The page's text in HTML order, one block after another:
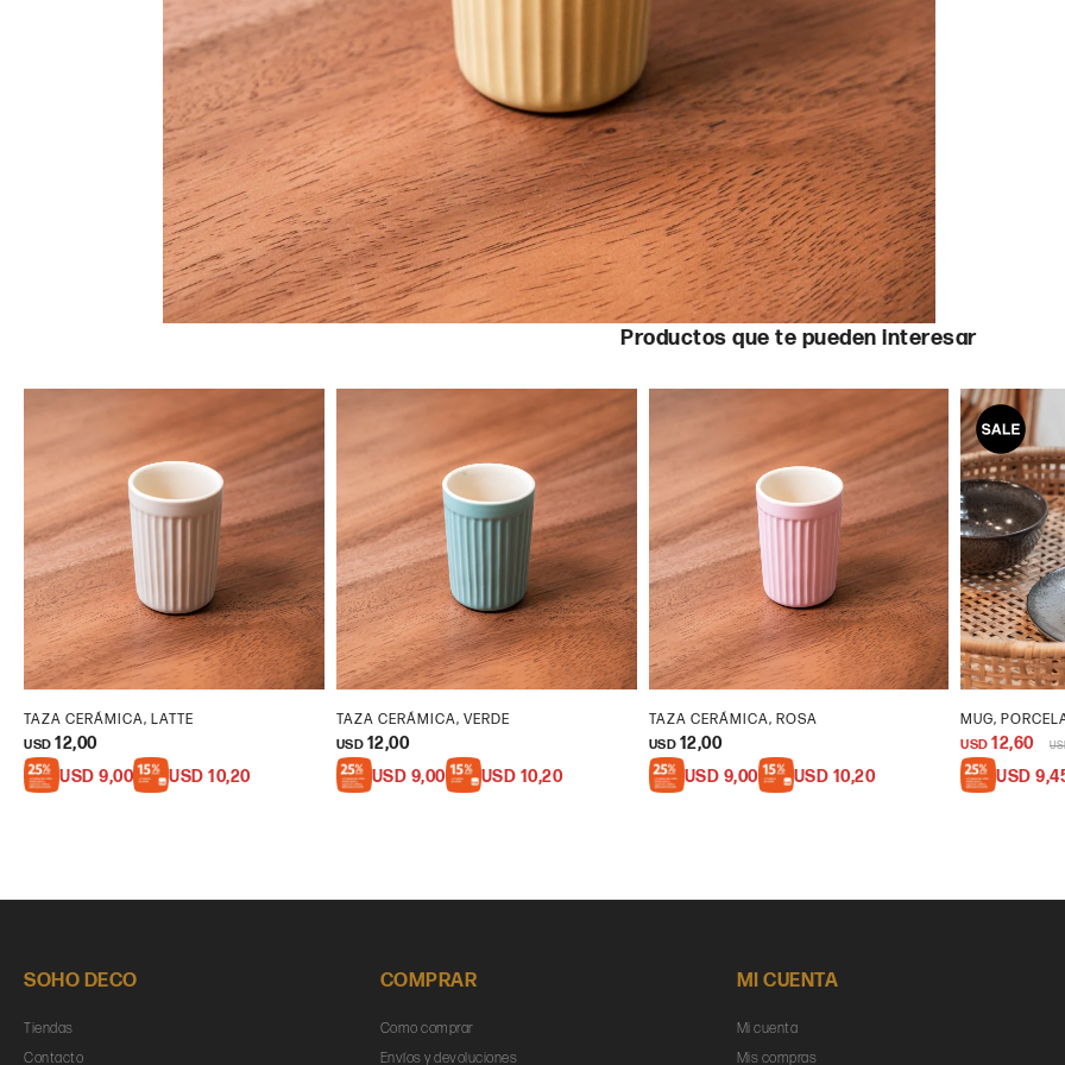
Productos que te pueden interesar
TAZA CERÁMICA, LATTE
USD 12,00
USD 9,00 USD 10,20
TAZA CERÁMICA, VERDE
USD 12,00
USD 9,00 USD 10,20
TAZA CERÁMICA, ROSA
USD 12,00
USD 9,00 USD 10,20
MUG,
USD 12,60
USD
SOHO DECO
Tiendas
Contacto
COMPRAR
Como comprar
Envíos y devoluciones
MI CUENTA
Mi cuenta
Mis compras